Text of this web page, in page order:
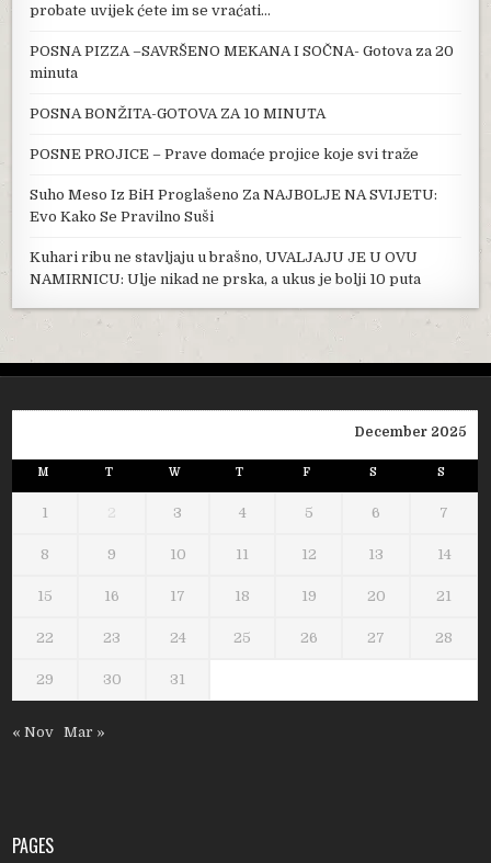
probate uvijek ćete im se vraćati…
POSNA PIZZA –SAVRŠENO MEKANA I SOČNA- Gotova za 20
minuta
POSNA BONŽITA-GOTOVA ZA 10 MINUTA
POSNE PROJICE – Prave domaće projice koje svi traže
Suho Meso Iz BiH Proglašeno Za NAJB0LJE NA SVIJETU:
Evo Kako Se Pravilno Suši
Kuhari ribu ne stavljaju u brašno, UVALJAJU JE U OVU
NAMIRNICU: Ulje nikad ne prska, a ukus je bolji 10 puta
December 2025
M T W T F S S
1 2 3 4 5 6 7
8 9 10 11 12 13 14
15 16 17 18 19 20 21
22 23 24 25 26 27 28
29 30 31
« Nov Mar »
PAGES